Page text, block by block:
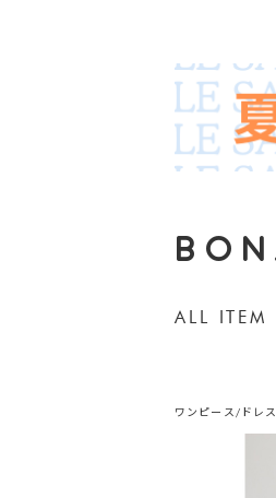
ALL ITEM
ワンピース/ドレス